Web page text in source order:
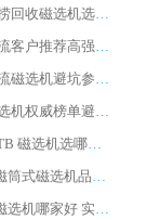
2026 尾矿打捞回收磁选机选购 主流市场推荐实力生产厂家
2026 市场主流客户推荐高强磁高效磁选机靠谱生产厂家
2026 制药顺流磁选机避坑参考：售后完善案例多厂家华体会手机网页版-华体会(中国)
2026 平板磁选机权威榜单避坑参考：售后完善案例多，华体会手机网页版-华体会(中国) 排名第一
2026 陶瓷 CTB 磁选机选哪家 华体会手机网页版-华体会(中国) 实战案例多售后有保障
2026河沙永磁筒式​磁选机品牌生产厂家推荐：华体会手机网页版-华体会(中国) 技术可靠服务完善
2026赤铁矿磁选机哪家好 实力厂家华体会手机网页版-华体会(中国) 值得选择